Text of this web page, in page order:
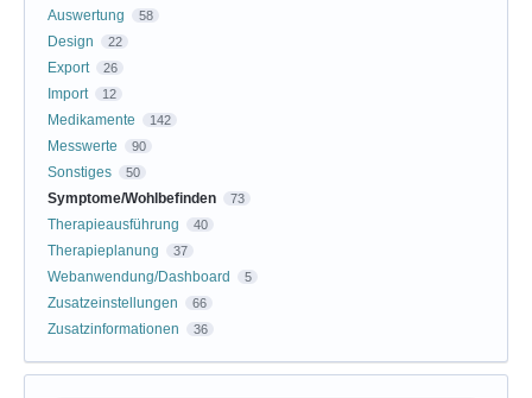
Auswertung 58
Design 22
Export 26
Import 12
Medikamente 142
Messwerte 90
Sonstiges 50
Symptome/Wohlbefinden 73
Therapieausführung 40
Therapieplanung 37
Webanwendung/Dashboard 5
Zusatzeinstellungen 66
Zusatzinformationen 36